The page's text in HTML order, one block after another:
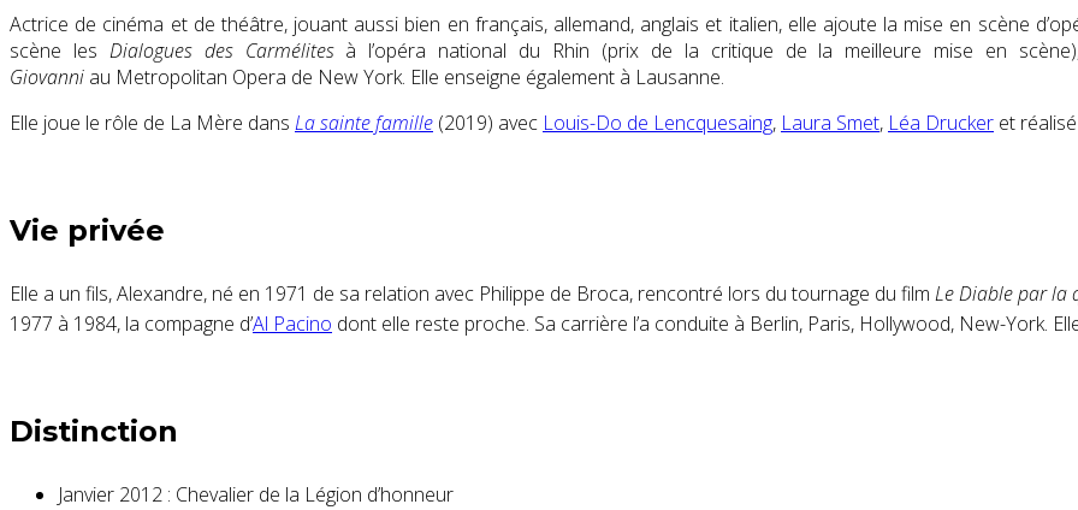
Actrice de cinéma et de théâtre, jouant aussi bien en français, allemand, anglais et italien, elle ajoute la mise en scène
scène les Dialogues des Carmélitesà l’opéra national du Rhin (prix de la critique de la meilleure mise en
Giovanni au Metropolitan Opera de New York. Elle enseigne également à Lausanne.
Elle joue le rôle de La Mère dans La sainte famille (2019) avec Louis-Do de Lencquesaing, Laura Smet, Léa Drucker et
Vie privée
Elle a un fils, Alexandre, né en 1971 de sa relation avec Philippe de Broca, rencontré lors du tournage du film Le Diable par la
1977 à 1984, la compagne d’Al Pacino dont elle reste proche. Sa carrière l’a conduite à Berlin, Paris, Hollywood, New-York.
Distinction
Janvier 2012 : Chevalier de la Légion d’honneur